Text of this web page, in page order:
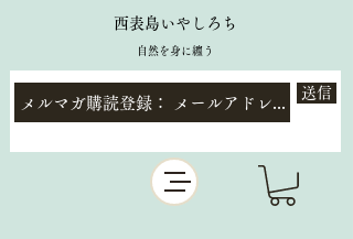
西表島いやしろち
自然を身に纏う
送信